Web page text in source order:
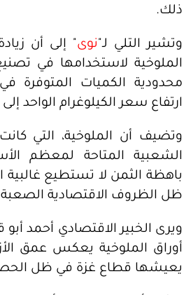
ذلك.
وتشير التلي لـ" نوى " إلى أن
الملوخية لاستخدامها في
محدودية الكميات المتوفرة في
ارتفاع سعر الكيلوغرام الواحد إلى نحو 1000
وتضيف أن الملوخية، التي
الشعبية المتاحة لمعظم
باهظة الثمن لا تستطيع غالبية
ظل الظروف الاقتصادية
ويرى الخبير الاقتصادي أحمد
أوراق الملوخية يعكس عمق
يعيشها قطاع غزة في ظل